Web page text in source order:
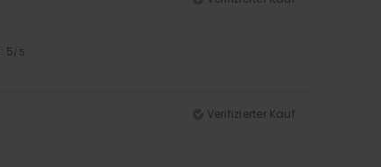
: 5/5
Verifizierter Kauf